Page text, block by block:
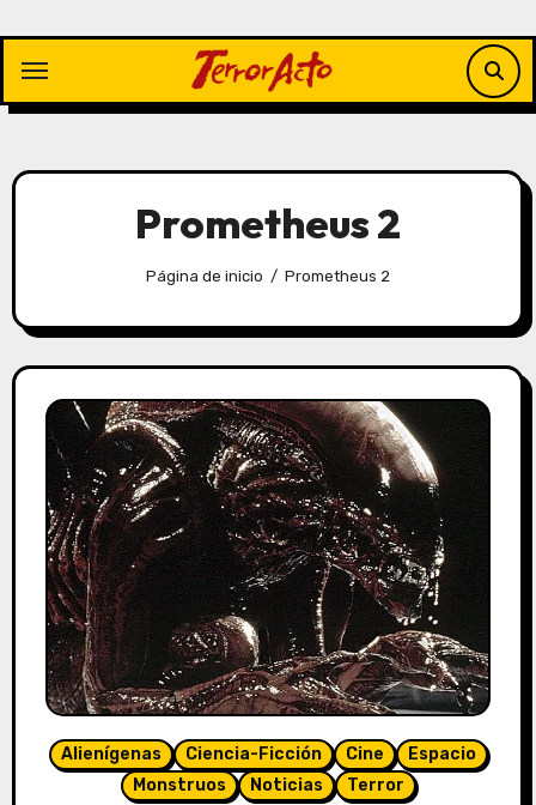
contenido
Prometheus 2
Página de inicio Prometheus 2
Alienígenas Ciencia-Ficción Cine
Espacio
Monstruos
Noticias Terror